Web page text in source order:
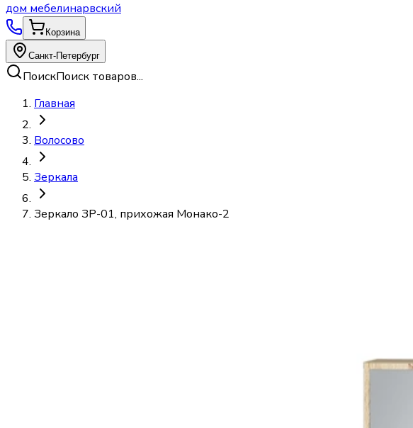
доммебелинарвский
Корзина
Санкт-Петербург
ПоискПоиск товаров...
Главная
Волосово
Зеркала
Зеркало ЗР-01, прихожая Монако-2